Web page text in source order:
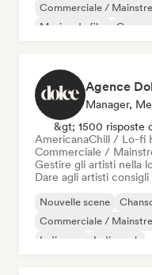
Commerciale /
Musica da film
Agence
Manager,
&gt; 1500 risposte
AmericanaChill / Lo-fi
Commerciale /
Gestire gli artisti nella
Dare agli artisti
Nouvelle scene
Commerciale /
Indie pop
Indie rock